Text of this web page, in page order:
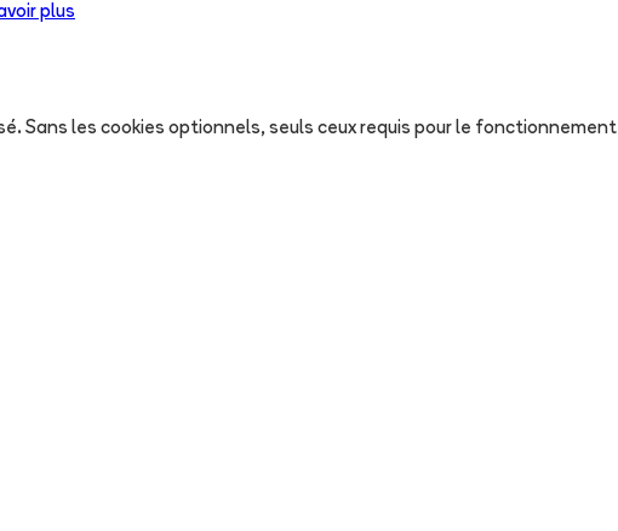
plus
Sans les cookies optionnels, seuls ceux requis pour le fonctionnement